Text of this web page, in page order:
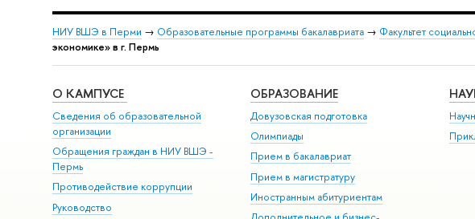
НИУ ВШЭ в Перми → Образовательные программы бакалавриата→ Факультет
экономике» в г. Пермь
О КАМПУСЕ
Сведения об образовательной
организации
Обращения граждан в НИУ ВШЭ -
Пермь
Противодействие коррупции
Руководство
ОБРАЗОВАНИЕ
Довузовская подготовка
Олимпиады
Прием в бакалавриат
Прием в магистратуру
Иностранным абитуриентам